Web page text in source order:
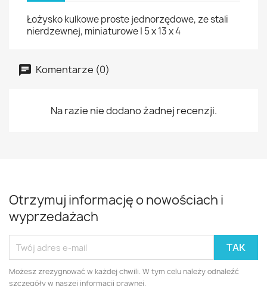
Łożysko kulkowe proste jednorzędowe, ze stali
nierdzewnej, miniaturowe | 5 x 13 x 4
Komentarze (0)
Na razie nie dodano żadnej recenzji.
Otrzymuj informację o nowościach i
wyprzedażach
Możesz zrezygnować w każdej chwili. W tym celu należy odnaleźć
szczegóły w naszej informacji prawnej.